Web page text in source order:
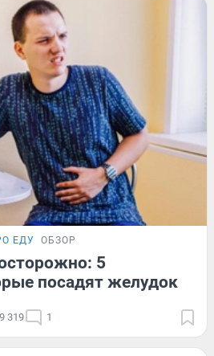
ЕДУ ОБЗОР
5
посадят желудок
9 319 1